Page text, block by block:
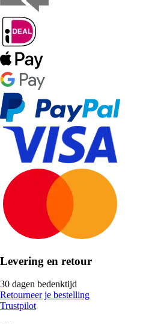
Levering en retour
30 dagen bedenktijd
Retourneer je bestelling
Trustpilot